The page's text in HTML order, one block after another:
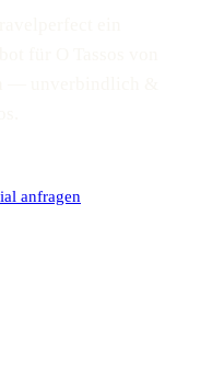
anfragen